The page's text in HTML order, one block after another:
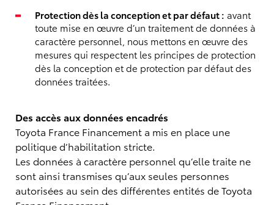
Protection dès la conception et par défaut : avant
toute mise en œuvre d’un traitement de données à
caractère personnel, nous mettons en œuvre des
mesures qui respectent les principes de protection
dès la conception et de protection par défaut des
données traitées.
Des accès aux données encadrés
Toyota France Financement a mis en place une
politique d’habilitation stricte.
Les données à caractère personnel qu’elle traite ne
sont ainsi transmises qu’aux seules personnes
autorisées au sein des différentes entités de Toyota